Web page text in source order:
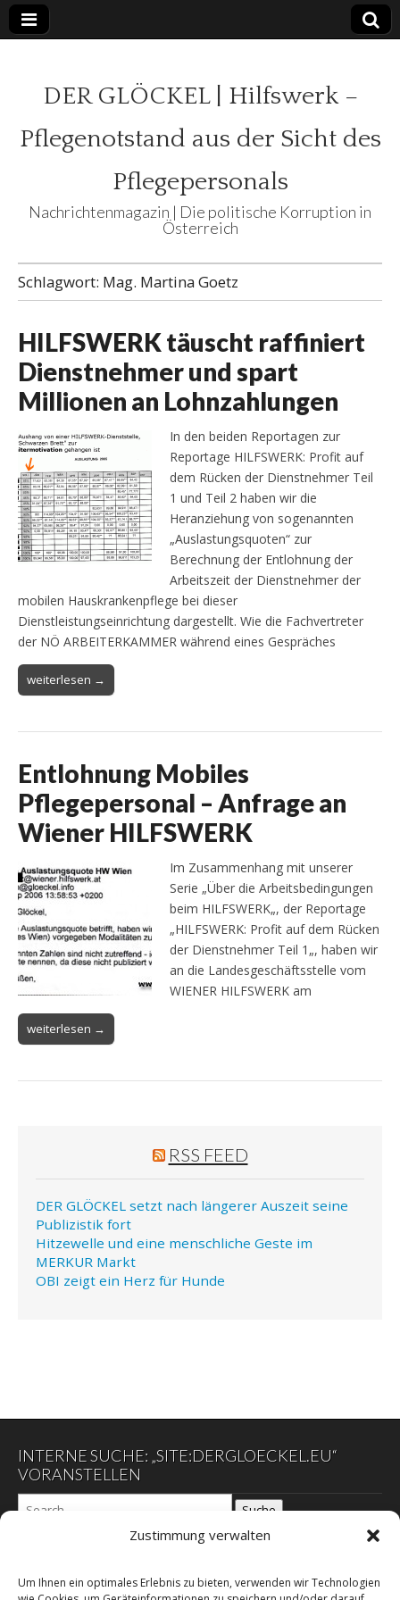
Zustimmung verwalten
Um Ihnen ein optimales Erlebnis zu bieten, verwenden wir Technologien
DER GLÖCKEL | Hilfswerk –
Pflegenotstand aus der Sicht des
Pflegepersonals
Nachrichtenmagazin | Die politische Korruption in
Österreich
Schlagwort: Mag. Martina Goetz
HILFSWERK täuscht raffiniert
Dienstnehmer und spart
Millionen an Lohnzahlungen
In den beiden Reportagen zur
Reportage HILFSWERK: Profit auf
dem Rücken der Dienstnehmer Teil
1 und Teil 2 haben wir die
Heranziehung von sogenannten
„Auslastungsquoten“ zur
Berechnung der Entlohnung der
Arbeitszeit der Dienstnehmer der
mobilen Hauskrankenpflege bei dieser
Dienstleistungseinrichtung dargestellt. Wie die Fachvertreter
der NÖ ARBEITERKAMMER während eines Gespräches
weiterlesen →
Entlohnung Mobiles
Pflegepersonal – Anfrage an
Wiener HILFSWERK
Im Zusammenhang mit unserer
Serie „Über die Arbeitsbedingungen
beim HILFSWERK„, der Reportage
„HILFSWERK: Profit auf dem Rücken
der Dienstnehmer Teil 1„, haben wir
an die Landesgeschäftsstelle vom
WIENER HILFSWERK am
weiterlesen →
RSS FEED
DER GLÖCKEL setzt nach längerer Auszeit seine
Publizistik fort
Hitzewelle und eine menschliche Geste im
MERKUR Markt
OBI zeigt ein Herz für Hunde
INTERNE SUCHE: „SITE:DERGLOECKEL.EU“
VORANSTELLEN
Suche
DER GLÖCKEL